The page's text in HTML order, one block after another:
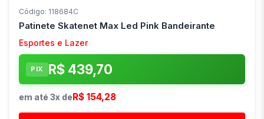
Código: 118684C
Patinete Skatenet Max Led Pink Bandeirante
Esportes e Lazer
PIX R$ 439,70
em até 3x de R$ 154,28